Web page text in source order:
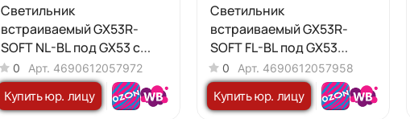
Светильник
встраиваемый GX53R-
SOFT NL-BL под GX53 c
подсветкой, 110х63мм
черный IN HOME
0 Арт. 4690612057972
Купить юр. лицу
Светильник
встраиваемый GX53R-
SOFT FL-BL под GX53
матовый плафон,
110х58мм черный IN HOME
0 Арт. 4690612057958
Купить юр. лицу